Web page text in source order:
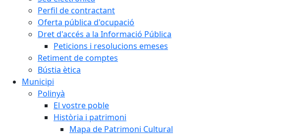
Perfil de contractant
Oferta pública d'ocupació
Dret d'accés a la Informació Pública
Peticions i resolucions emeses
Retiment de comptes
Bústia ètica
Municipi
Polinyà
El vostre poble
Història i patrimoni
Mapa de Patrimoni Cultural